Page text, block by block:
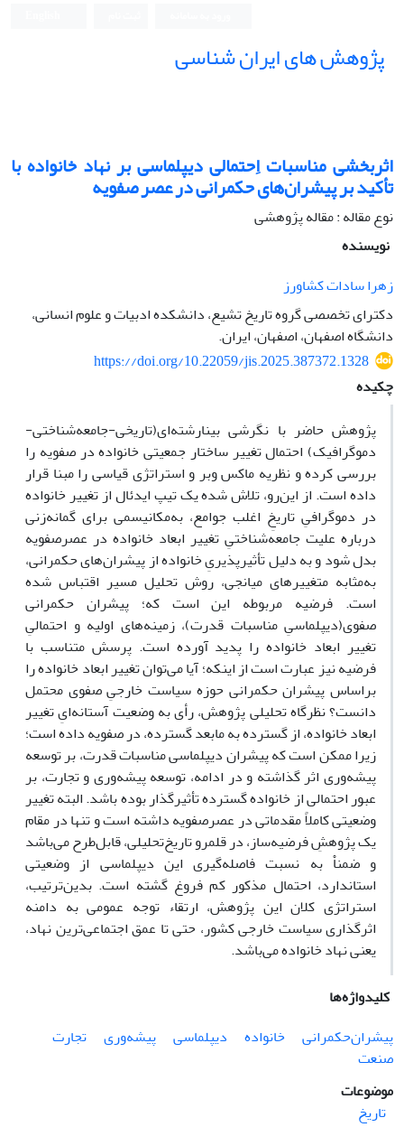
پژوهش های ایران شناسی
اثربخشی مناسبات اِحتمالی دیپلماسی بر نهاد خانواده با
تأکید بر پیشران‌های حکمرانی در عصر صفویه
نوع مقاله : مقاله پژوهشی
نویسنده
زهرا سادات کشاورز
دکترای تخصصی گروه تاریخ تشیع، دانشکده ادبیات و علوم انسانی،
دانشگاه اصفهان، اصفهان، ایران.
https://doi.org/10.22059/jis.2025.387372.1328
چکیده
پژوهش حاضر با نگرشی بینارشته‌ای(تاریخی-جامعه‌شناختی-
دموگرافیک) احتمال تغییر ساختار جمعیتی خانواده در صفویه را
بررسی کرده و نظریه ماکس وبر و استراتژی قیاسی را مبنا قرار
داده‌ است. از این‌رو، تلاش شده یک تیپ ایدئال از تغییر خانواده
در دموگرافیِ تاریخِ اغلب جوامع، به‌مکانیسمی برای گمانه‌زنی
درباره علیت جامعه‌شناختیِ تغییر ابعاد خانواده در عصرصفویه
بدل شود و به دلیل تأثیرپذیریِ خانواده از پیشران‌های‌ حکمرانی،
به‌مثابه متغییرهای میانجی، روش تحلیل مسیر اقتباس شده
است. فرضیه مربوطه این است که؛ پیشران‌ حکمرانی
صفوی(دیپلماسیِ مناسبات قدرت)، زمینه‌های اولیه و احتمالیِ
تغییر ابعاد خانواده را پدید آورده است. پرسش متناسب با
فرضیه نیز عبارت است از اینکه؛ آیا می‌توان تغییر ابعاد خانواده را
براساس پیشران‌ حکمرانی حوزه سیاست خارجیِ صفوی محتمل
دانست؟ نظرگاه تحلیلی پژوهش، رأی به وضعیت آستانه‌ایِ تغییر
ابعاد خانواده، از گسترده به مابعد گسترده، در صفویه داده است؛
زیرا ممکن است که پیشران‌ دیپلماسی مناسبات قدرت، بر توسعه
پیشه‌وری اثر گذاشته و در ادامه، توسعه پیشه‌وری و تجارت، بر
عبور احتمالی از خانواده گسترده تأثیرگذار بوده باشد. البته تغییر
وضعیتی کاملاً مقدماتی در عصرصفویه داشته است‌ و تنها در مقام
یک پژوهشِ فرضیه‌ساز، در قلمرو تاریخ‌تحلیلی، قابل‌طرح می‌باشد
و ضمناْ به نسبت فاصله‌گیری این دیپلماسی از وضعیتی
استاندارد، احتمال مذکور کم فروغ گشته است. بدین‌ترتیب،
استراتژی کلان این پژوهش، ارتقاء توجه عمومی به دامنه
اثرگذاری سیاست خارجی کشور، حتی تا عمق اجتماعی‌ترین نهاد،
یعنی نهاد خانواده می‌باشد.
کلیدواژه‌ها
پیشران‌حکمرانی
خانواده دیپلماسی پیشه‌وری
تجارت
صنعت
موضوعات
تاریخ